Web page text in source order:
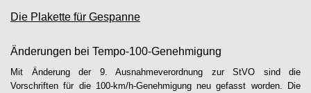
Die Plakette für Gespanne
Änderungen bei Tempo-100-Genehmigung
Mit Änderung der 9. Ausnahmeverordnung zur StVO sind die
Vorschriften für die 100-km/h-Genehmigung neu gefasst worden. Die